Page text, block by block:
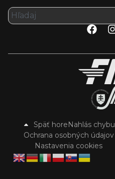
Späť horeNahlás chybu
Ochrana osobných údajov
Nastavenia cookies